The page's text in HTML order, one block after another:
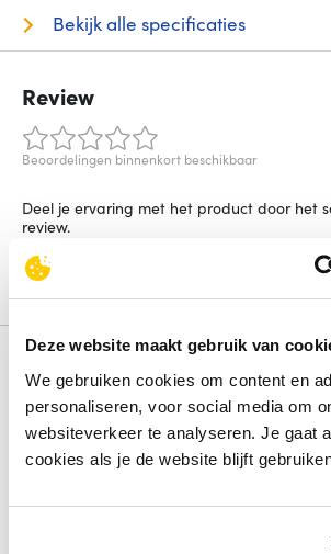
Deze website maakt gebruik van
We gebruiken cookies om content en
personaliseren, voor social media om
websiteverkeer te analyseren. Je gaat
cookies als je de website blijft
Bekijk alle specificaties
Review
Beoordelingen binnenkort beschikbaar
Deel je ervaring met het product door het
review.
Schrijf een review
Alternatieven
Vergelijk